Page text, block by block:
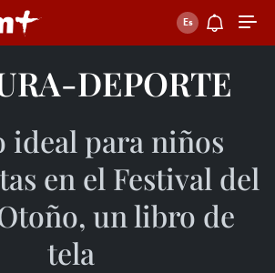
DEPORTE
ideal para niños
en el Festival del
un libro de
tela